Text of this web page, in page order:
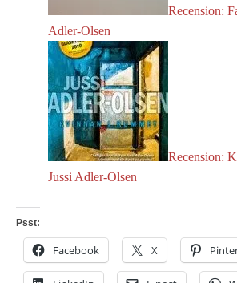
Recension:
Adler-Olsen
Recension:
Jussi Adler-Olsen
Psst:
Facebook X